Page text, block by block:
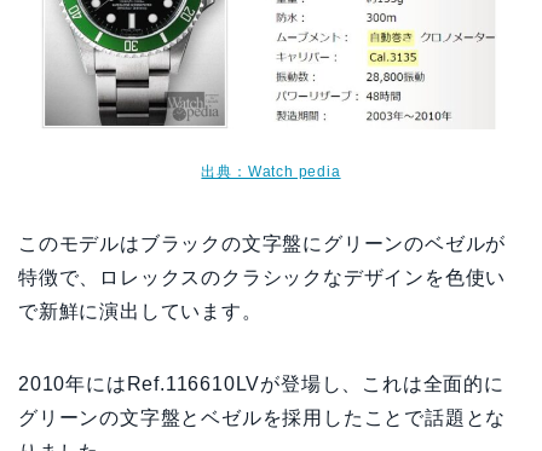
出典：Watch pedia
このモデルはブラックの文字盤にグリーンのベゼルが
特徴で、ロレックスのクラシックなデザインを色使い
で新鮮に演出しています。
2010年にはRef.116610LVが登場し、これは全面的に
グリーンの文字盤とベゼルを採用したことで話題とな